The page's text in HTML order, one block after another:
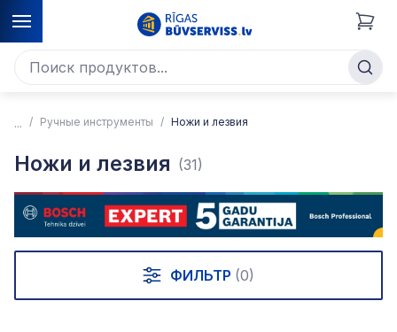
Ручные инструменты Ножи и лезвия
Ножи и лезвия (31)
ФИЛЬТР (0)